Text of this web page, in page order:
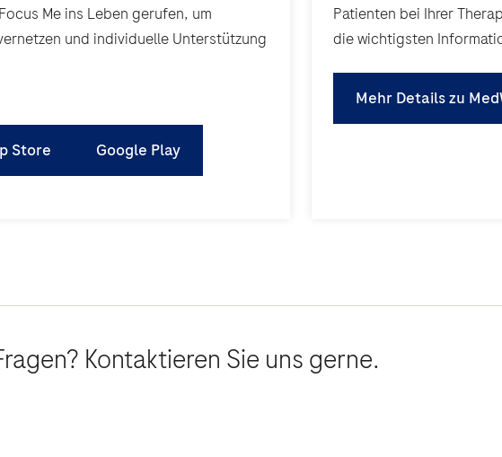
Me ins Leben gerufen, um
und individuelle Unterstützung
Store Google Play
Patienten bei Ihrer
die wichtigsten
Mehr Details zu
Kontaktieren Sie uns gerne.